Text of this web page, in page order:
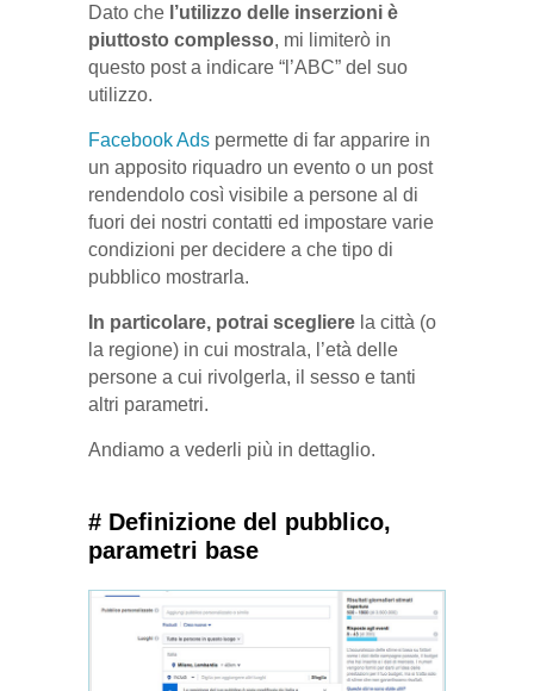
Dato che l’utilizzo delle inserzioni è
piuttosto complesso, mi limiterò in
questo post a indicare “l’ABC” del suo
utilizzo.
Facebook Ads permette di far apparire in
un apposito riquadro un evento o un post
rendendolo così visibile a persone al di
fuori dei nostri contatti ed impostare varie
condizioni per decidere a che tipo di
pubblico mostrarla.
In particolare, potrai scegliere la città (o
la regione) in cui mostrala, l’età delle
persone a cui rivolgerla, il sesso e tanti
altri parametri.
Andiamo a vederli più in dettaglio.
# Definizione del pubblico,
parametri base